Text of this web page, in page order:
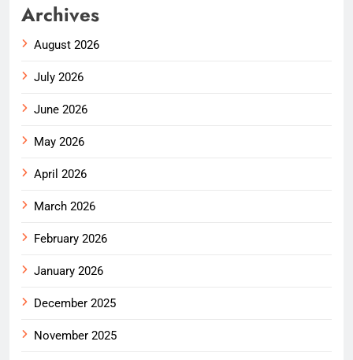
Archives
August 2026
July 2026
June 2026
May 2026
April 2026
March 2026
February 2026
January 2026
December 2025
November 2025